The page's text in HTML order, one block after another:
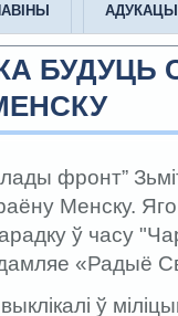
БУДУЦЬ
фронт”
Менску.
ў часу
«Радыё
ў